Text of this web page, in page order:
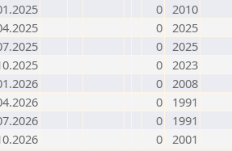
0 2010
0 2025
0 2025
0 2023
0 2008
0
1991
0
1991
0 2001